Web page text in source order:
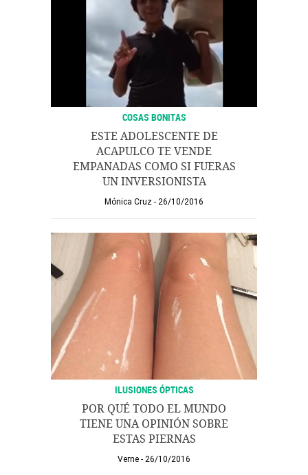
COSAS BONITAS
ESTE ADOLESCENTE DE
ACAPULCO TE VENDE
EMPANADAS COMO SI FUERAS
UN INVERSIONISTA
Mónica Cruz 26/10/2016
ILUSIONES ÓPTICAS
POR QUÉ TODO EL MUNDO
TIENE UNA OPINIÓN SOBRE
ESTAS PIERNAS
Verne 26/10/2016